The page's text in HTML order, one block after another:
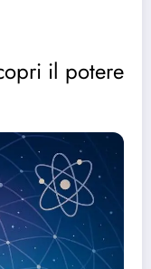
il potere